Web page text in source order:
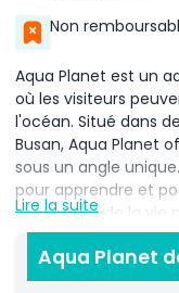
Non
Aqua Planet est un
où les visiteurs
l'océan. Situé dans
Busan, Aqua Planet
sous un angle
pour apprendre et
expositions de la vie
trouverez tout, des
géants nageant
nombreuses
Lire la suite
Aqua Planet